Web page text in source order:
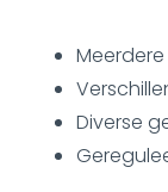
Diverse